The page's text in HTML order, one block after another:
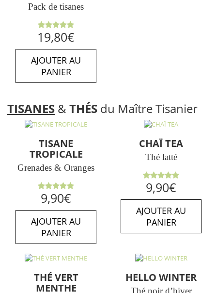
Pack de tisanes
Note5.00
sur 5
19,80€
AJOUTER AU
PANIER
TISANES & THÉS du Maître Tisanier
TISANE
TROPICALE
Grenades & Oranges
Note5.00
sur 5
9,90€
AJOUTER AU
PANIER
CHAÏ TEA
Thé latté
Note5.00
sur 5
9,90€
AJOUTER AU
PANIER
THÉ VERT
MENTHE
HELLO WINTER